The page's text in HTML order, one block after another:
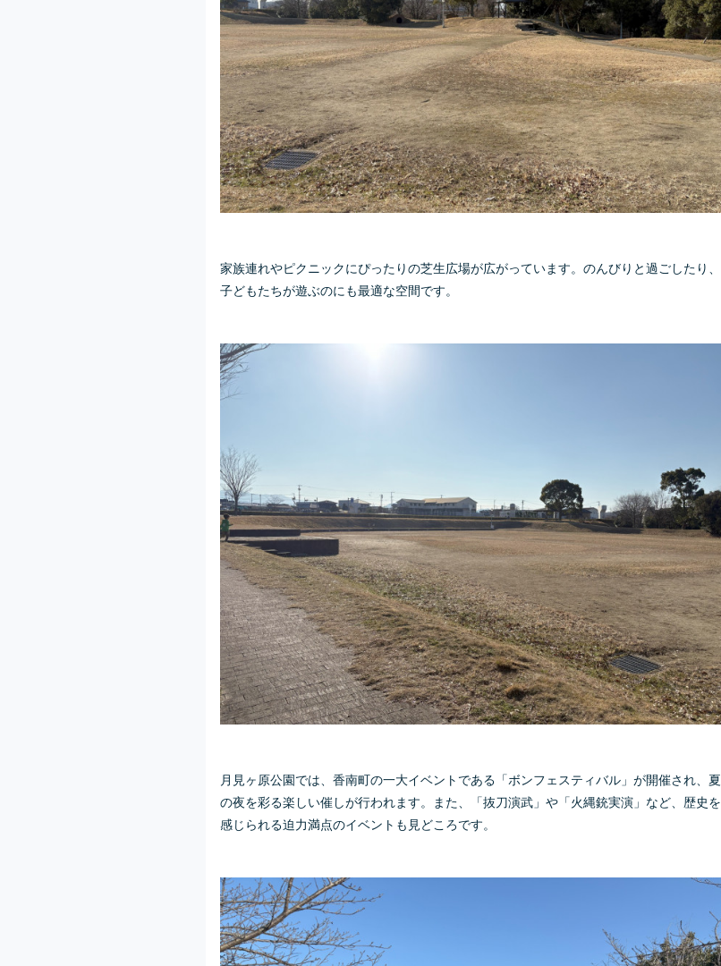
家族連れやピクニックにぴったりの芝生広場が広がっています。のんびりと過ごしたり、
子どもたちが遊ぶのにも最適な空間です。
月見ヶ原公園では、香南町の一大イベントである「ボンフェスティバル」が開催され、夏
の夜を彩る楽しい催しが行われます。また、「抜刀演武」や「火縄銃実演」など、歴史を
感じられる迫力満点のイベントも見どころです。